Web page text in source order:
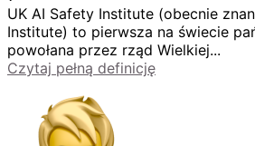
UK AI Safety Institute (obecnie
Institute) to pierwsza na świecie
powołana przez rząd Wielkiej...
Czytaj pełną definicję